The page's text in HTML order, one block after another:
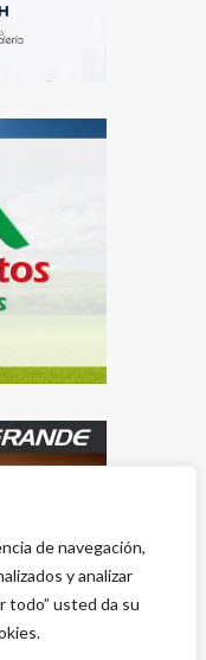
de navegación,
y analizar
todo” usted da su